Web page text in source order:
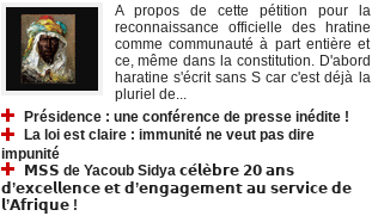
A propos de cette pétition pour la
reconnaissance officielle des hratine
comme communauté à part entière et
ce, même dans la constitution. D'abord
haratine s'écrit sans S car c'est déjà la
pluriel de...
Présidence : une conférence de presse inédite !
La loi est claire : immunité ne veut pas dire
impunité
𝗠𝗦𝗦 de Yacoub Sidya 𝗰𝗲́𝗹𝗲̀𝗯𝗿𝗲 𝟮𝟬 𝗮𝗻𝘀
𝗱’𝗲𝘅𝗰𝗲𝗹𝗹𝗲𝗻𝗰𝗲 𝗲𝘁 𝗱’𝗲𝗻𝗴𝗮𝗴𝗲𝗺𝗲𝗻𝘁 𝗮𝘂 𝘀𝗲𝗿𝘃𝗶𝗰𝗲 𝗱𝗲
𝗹’𝗔𝗳𝗿𝗶𝗾𝘂𝗲 !